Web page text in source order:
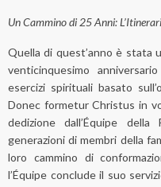
Un Cammino di 25 Anni:
Quella di quest’anno è stata
venticinquesimo
esercizi spirituali basato
Donec formetur Christus in
dedizione dall’Équipe della
generazioni di membri della
loro cammino di
l’Équipe conclude il suo